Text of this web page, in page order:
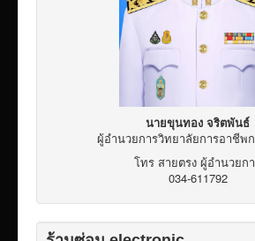
นายขุนทอง จริตพันธ์
ผู้อำนวยการวิทยาลัยการอาชีพ
โทร สายตรง ผู้อำนวยก
034-611792